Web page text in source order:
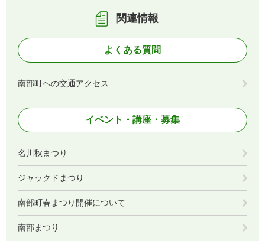
関連情報
よくある質問
南部町への交通アクセス
イベント・講座・募集
名川秋まつり
ジャックドまつり
南部町春まつり開催について
南部まつり